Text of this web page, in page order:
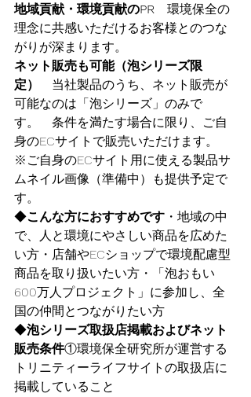
地域貢献・環境貢献のPR 環境保全の
理念に共感いただけるお客様とのつな
がりが深まります。
ネット販売も可能（泡シリーズ限
定）
当社製品のうち、ネット販売が
可能なのは「泡シリーズ」のみで
す。　条件を満たす場合に限り、ご自
身のECサイトで販売いただけます。
※ご自身のECサイト用に使える製品サ
ムネイル画像（準備中）も提供予定で
す。
◆こんな方におすすめです ・地域の中
で、人と環境にやさしい商品を広めた
い方・店舗やECショップで環境配慮型
商品を取り扱いたい方・「泡おもい
600万人プロジェクト」に参加し、全
国の仲間とつながりたい方
◆泡シリーズ取扱店掲載およびネット
販売条件①環境保全研究所が運営する
トリニティーライフサイトの取扱店に
掲載していること